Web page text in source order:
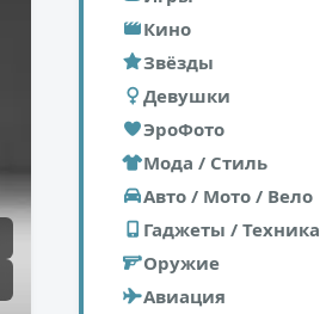
Кино
Звёзды
Девушки
ЭроФото
Мода / Стиль
Авто / Мото / Вело
Гаджеты / Техника
Оружие
Авиация